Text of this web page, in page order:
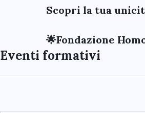
Scopri la tua
🌟Fondazione
Eventi formativi